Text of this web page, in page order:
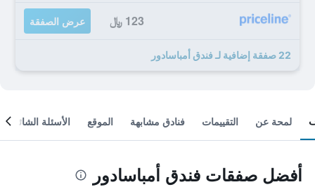
123 ﷼ عرض الصفقة
22 صفقة إضافية لـ فندق أمباسادور
لمحة عن التقييمات فنادق مشابهة الموقع الأسئلة الشائعة
أفضل صفقات فندق أمباسادور